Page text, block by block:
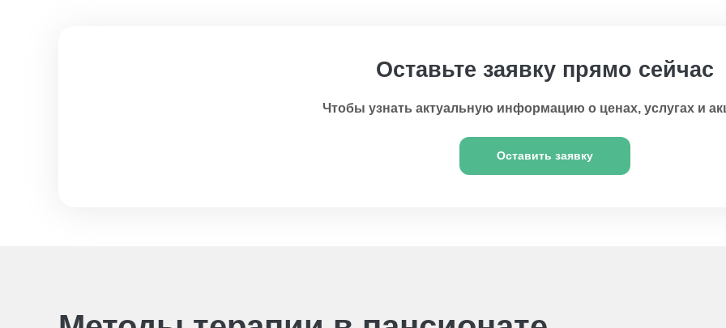
Оставьте заявку прямо сейчас
Чтобы узнать актуальную информацию о ценах, услугах и
Оставить заявку